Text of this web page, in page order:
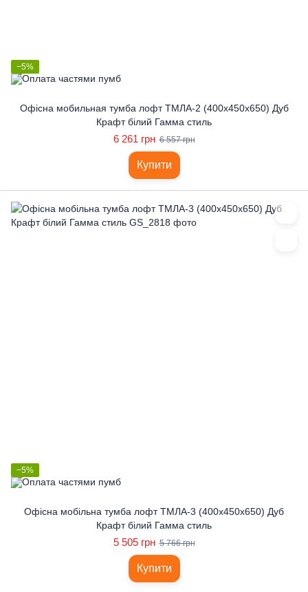
−5%
Офісна мобильная тумба лофт ТМЛА-2 (400x450x650) Дуб
Крафт білий Гамма стиль
6 261 грн 6 557 грн
Купити
−5%
Офісна мобільна тумба лофт ТМЛА-3 (400x450x650) Дуб
Крафт білий Гамма стиль
5 505 грн 5 766 грн
Купити